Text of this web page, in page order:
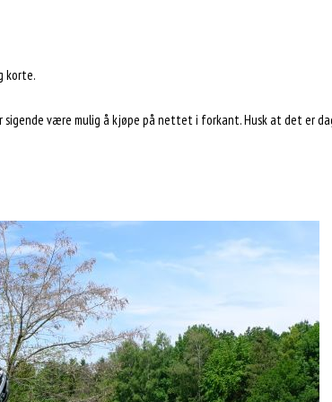
korte.
være mulig å kjøpe på nettet i forkant. Husk at det er